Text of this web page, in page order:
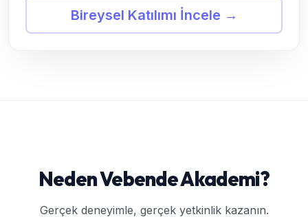
Bireysel Katılımı İncele →
Neden Vebende Akademi?
Gerçek deneyimle, gerçek yetkinlik kazanın.